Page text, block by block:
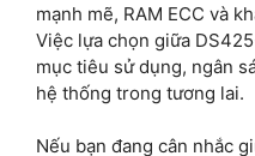
mạnh mẽ, RAM ECC và
Việc lựa chọn giữa
mục tiêu sử dụng, ngân
hệ thống trong tương lai.
Nếu bạn đang cân nhắc